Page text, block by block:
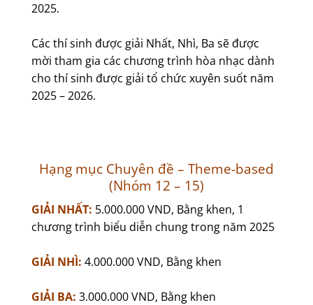
2025.
Các thí sinh được giải Nhất, Nhì, Ba sẽ được
mời tham gia các chương trình hòa nhạc dành
cho thí sinh được giải tổ chức xuyên suốt năm
2025 – 2026.
Hạng mục Chuyên đề – Theme-based
(Nhóm 12 – 15)
GIẢI NHẤT: 5.000.000 VND, Bằng khen, 1
chương trình biểu diễn chung trong năm 2025
GIẢI NHÌ: 4.000.000 VND, Bằng khen
GIẢI BA: 3.000.000 VND, Bằng khen